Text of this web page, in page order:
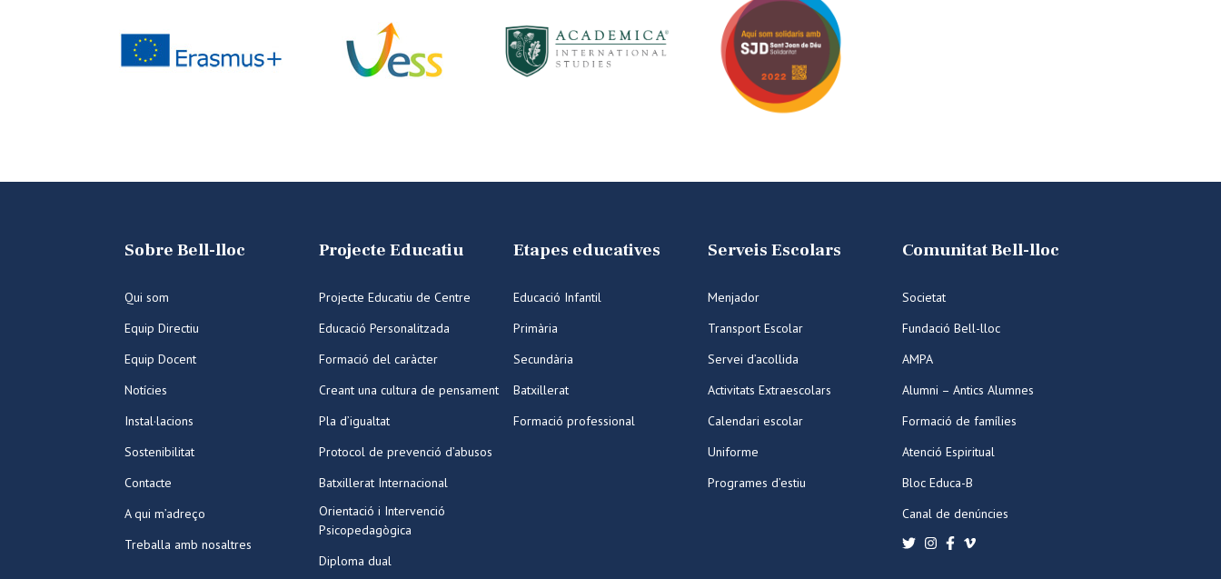
Sobre Bell-lloc
Qui som
Equip Directiu
Equip Docent
Notícies
Instal·lacions
Sostenibilitat
Contacte
A qui m’adreço
Treballa amb nosaltres
Projecte Educatiu
Projecte Educatiu de Centre
Educació Personalitzada
Formació del caràcter
Creant una cultura de pensament
Pla d’igualtat
Protocol de prevenció d’abusos
Batxillerat Internacional
Orientació i Intervenció
Psicopedagògica
Diploma dual
Etapes educatives
Educació Infantil
Primària
Secundària
Batxillerat
Formació professional
Serveis Escolars
Menjador
Transport Escolar
Servei d’acollida
Activitats Extraescolars
Calendari escolar
Uniforme
Programes d’estiu
Comunitat Bell-lloc
Societat
Fundació Bell-lloc
AMPA
Alumni – Antics Alumnes
Formació de famílies
Atenció Espiritual
Bloc Educa-B
Canal de denúncies